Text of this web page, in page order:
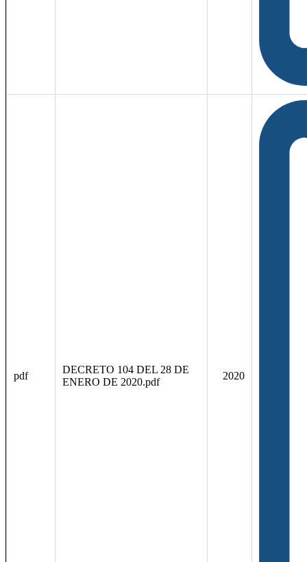
pdf
DECRETO 104 DEL 28 DE
ENERO DE 2020.pdf
2020